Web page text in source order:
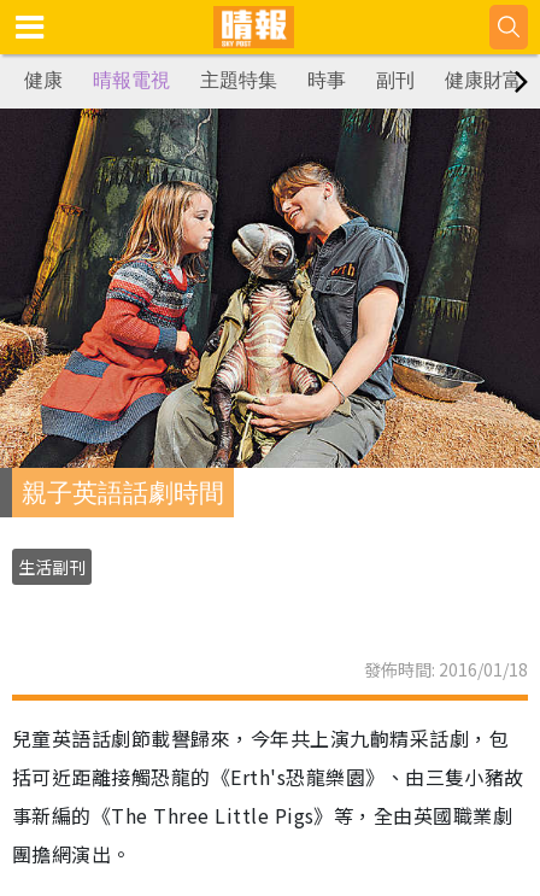
健康 晴報電視 主題特集 時事 副刊 健康財富
親子英語話劇時間
生活副刊
發佈時間: 2016/01/18
兒童英語話劇節載譽歸來，今年共上演九齣精采話劇，包
括可近距離接觸恐龍的《Erth's恐龍樂園》、由三隻小豬故
事新編的《The Three Little Pigs》等，全由英國職業劇
團擔網演出。